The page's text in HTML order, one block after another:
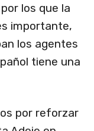
los que la
importante,
los agentes
tiene una
por reforzar